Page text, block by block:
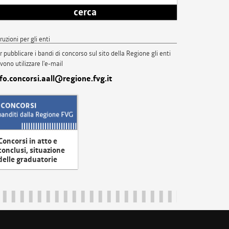
cerca
per gli enti
pubblicare i bandi di concorso sul sito della Regione gli enti
utilizzare l'e-mail
in atto e
situazione
graduatorie